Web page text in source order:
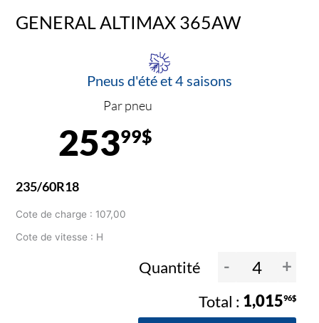
GENERAL ALTIMAX 365AW
Pneus d'été et 4 saisons
Par pneu
25399$
235/60R18
Cote de charge : 107,00
Cote de vitesse : H
Quantité - +
1,01596$